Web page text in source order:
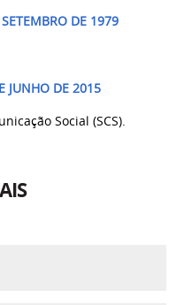
DE 1979
JUNHO DE 2015
Social (SCS).